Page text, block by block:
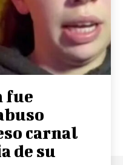
fue
carnal
de su